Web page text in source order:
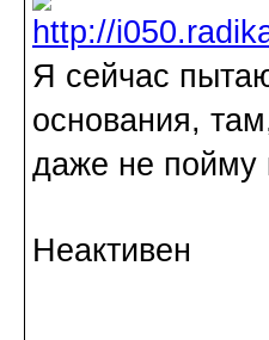
Я сейчас
основания,
даже не пойму
Неактивен